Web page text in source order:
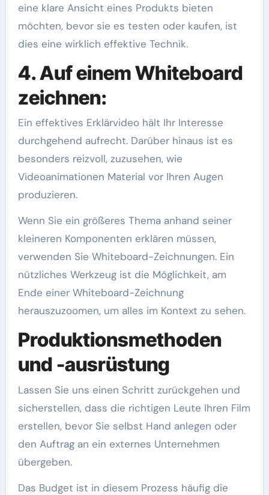
eine klare Ansicht eines Produkts bieten
möchten, bevor sie es testen oder kaufen, ist
dies eine wirklich effektive Technik.
4. Auf einem Whiteboard
zeichnen:
Ein effektives Erklärvideo hält Ihr Interesse
durchgehend aufrecht. Darüber hinaus ist es
besonders reizvoll, zuzusehen, wie
Videoanimationen Material vor Ihren Augen
produzieren.
Wenn Sie ein größeres Thema anhand seiner
kleineren Komponenten erklären müssen,
verwenden Sie Whiteboard-Zeichnungen. Ein
nützliches Werkzeug ist die Möglichkeit, am
Ende einer Whiteboard-Zeichnung
herauszuzoomen, um alles im Kontext zu sehen.
Produktionsmethoden
und -ausrüstung
Lassen Sie uns einen Schritt zurückgehen und
sicherstellen, dass die richtigen Leute Ihren Film
erstellen, bevor Sie selbst Hand anlegen oder
den Auftrag an ein externes Unternehmen
übergeben.
Das Budget ist in diesem Prozess häufig die